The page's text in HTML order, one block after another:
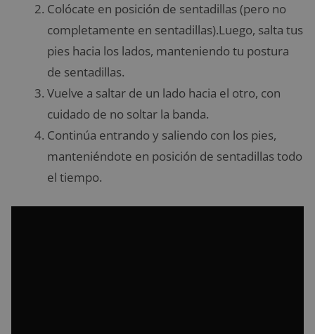
Colócate en posición de sentadillas (pero no
completamente en sentadillas).Luego, salta tus
pies hacia los lados, manteniendo tu postura
de sentadillas.
Vuelve a saltar de un lado hacia el otro, con
cuidado de no soltar la banda.
Continúa entrando y saliendo con los pies,
manteniéndote en posición de sentadillas todo
el tiempo.